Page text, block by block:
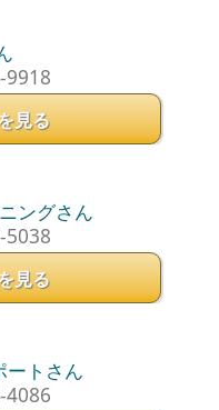
9918
見る
ングさん
5038
見る
ートさん
4086